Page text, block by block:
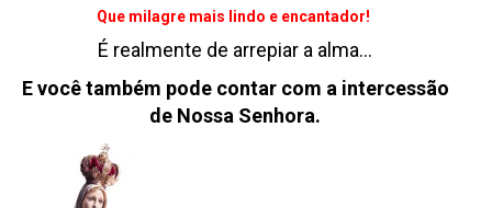
Que milagre mais lindo e encantador!
É realmente de arrepiar a alma…
E você também pode contar com a intercessão
de Nossa Senhora.